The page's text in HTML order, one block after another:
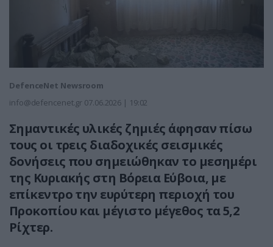
DefenceNet Newsroom
info@defencenet.gr 07.06.2026 | 19:02
Σημαντικές υλικές ζημιές άφησαν πίσω
τους οι τρεις διαδοχικές σεισμικές
δονήσεις που σημειώθηκαν το μεσημέρι
της Κυριακής στη Βόρεια Εύβοια, με
επίκεντρο την ευρύτερη περιοχή του
Προκοπίου και μέγιστο μέγεθος τα 5,2
Ρίχτερ.